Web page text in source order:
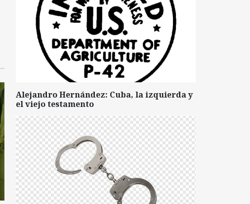
Alejandro Hernández: Cuba, la izquierda y
el viejo testamento